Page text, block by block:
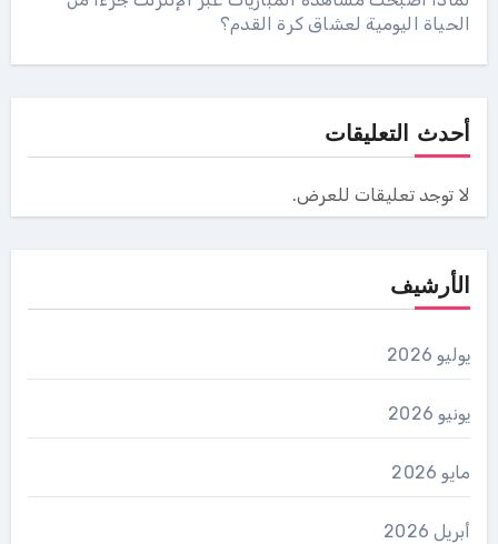
الحياة اليومية لعشاق كرة القدم؟
أحدث التعليقات
لا توجد تعليقات للعرض.
الأرشيف
يوليو 2026
يونيو 2026
مايو 2026
أبريل 2026